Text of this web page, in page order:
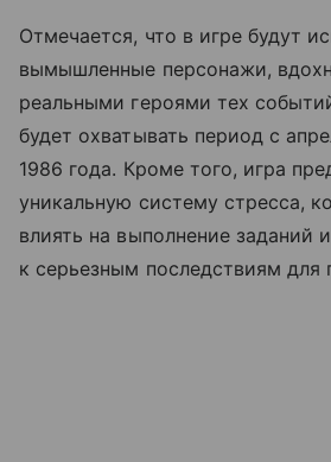
Отмечается, что в игре будут
вымышленные персонажи,
реальными героями тех
будет охватывать период с
1986 года. Кроме того, игра
уникальную систему стресса,
влиять на выполнение заданий
к серьезным последствиям для